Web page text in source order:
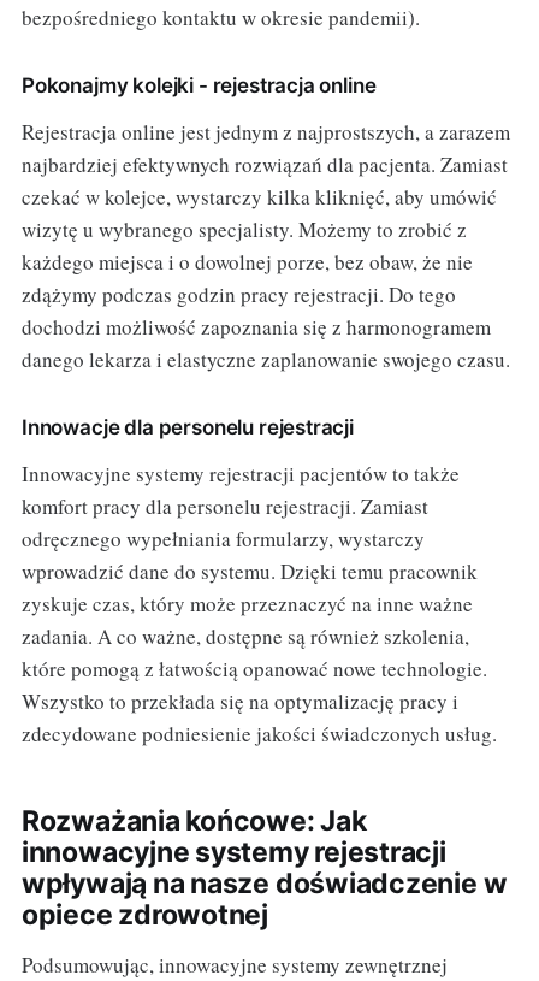
bezpośredniego kontaktu w okresie pandemii).
Pokonajmy kolejki - rejestracja online
Rejestracja online jest jednym z najprostszych, a zarazem
najbardziej efektywnych rozwiązań dla pacjenta. Zamiast
czekać w kolejce, wystarczy kilka kliknięć, aby umówić
wizytę u wybranego specjalisty. Możemy to zrobić z
każdego miejsca i o dowolnej porze, bez obaw, że nie
zdążymy podczas godzin pracy rejestracji. Do tego
dochodzi możliwość zapoznania się z harmonogramem
danego lekarza i elastyczne zaplanowanie swojego czasu.
Innowacje dla personelu rejestracji
Innowacyjne systemy rejestracji pacjentów to także
komfort pracy dla personelu rejestracji. Zamiast
odręcznego wypełniania formularzy, wystarczy
wprowadzić dane do systemu. Dzięki temu pracownik
zyskuje czas, który może przeznaczyć na inne ważne
zadania. A co ważne, dostępne są również szkolenia,
które pomogą z łatwością opanować nowe technologie.
Wszystko to przekłada się na optymalizację pracy i
zdecydowane podniesienie jakości świadczonych usług.
Rozważania końcowe: Jak
innowacyjne systemy rejestracji
wpływają na nasze doświadczenie w
opiece zdrowotnej
Podsumowując, innowacyjne systemy zewnętrznej